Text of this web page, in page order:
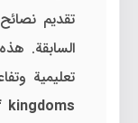
تقديم
السابقة.
تعليمية